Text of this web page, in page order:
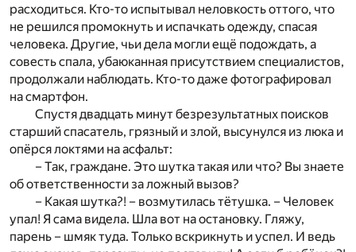
расходиться. Кто-то испытывал неловкость оттого, что
не решился промокнуть и испачкать одежду, спасая
человека. Другие, чьи дела могли ещё подождать, а
совесть спала, убаюканная присутствием специалистов,
продолжали наблюдать. Кто-то даже фотографировал
на смартфон.
Спустя двадцать минут безрезультатных поисков
старший спасатель, грязный и злой, высунулся из люка и
опёрся локтями на асфальт:
– Так, граждане. Это шутка такая или что? Вы знаете
об ответственности за ложный вызов?
– Какая шутка?! – возмутилась тётушка. – Человек
упал! Я сама видела. Шла вот на остановку. Гляжу,
парень – шмяк туда. Только вскрикнуть и успел. И ведь